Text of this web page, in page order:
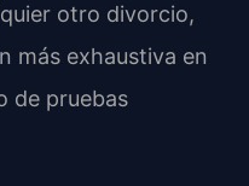
otro divorcio,
más exhaustiva en
de pruebas